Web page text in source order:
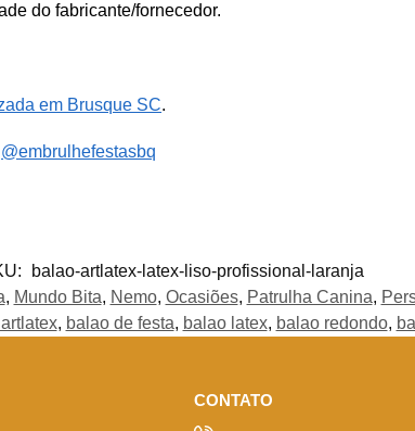
do fabricante/fornecedor.
em Brusque SC.
@embrulhefestasbq
balao-artlatex-latex-liso-profissional-laranja
, Mundo Bita, Nemo, Ocasiões, Patrulha Canina,
, balao de festa, balao latex, balao redondo,
CONTATO